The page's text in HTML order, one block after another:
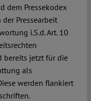
dem Pressekodex
Pressearbeit
i.S.d. Art. 10
bereits jetzt für die
als
werden flankiert